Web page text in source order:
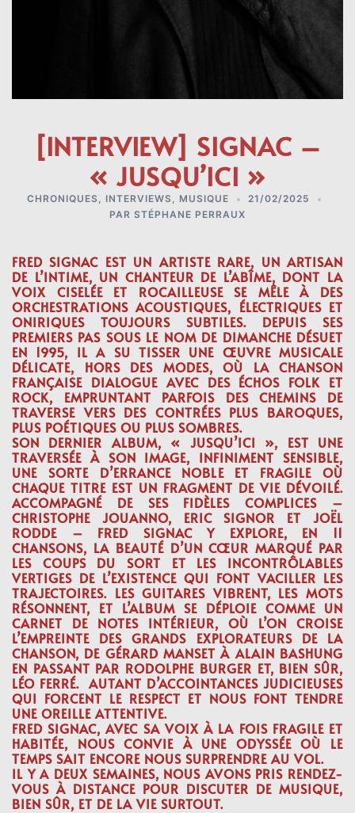
[INTERVIEW] SIGNAC –
« JUSQU’ICI »
CHRONIQUES , INTERVIEWS , MUSIQUE
21/02/2025
PAR STÉPHANE PERRAUX
FRED SIGNAC EST UN ARTISTE RARE, UN ARTISAN
DE L’INTIME, UN CHANTEUR DE L’ABÎME, DONT LA
VOIX CISELÉE ET ROCAILLEUSE SE MÊLE À DES
ORCHESTRATIONS ACOUSTIQUES, ÉLECTRIQUES ET
ONIRIQUES TOUJOURS SUBTILES. DEPUIS SES
PREMIERS PAS SOUS LE NOM DE DIMANCHE DÉSUET
EN 1995, IL A SU TISSER UNE ŒUVRE MUSICALE
DÉLICATE, HORS DES MODES, OÙ LA CHANSON
FRANÇAISE DIALOGUE AVEC DES ÉCHOS FOLK ET
ROCK, EMPRUNTANT PARFOIS DES CHEMINS DE
TRAVERSE VERS DES CONTRÉES PLUS BAROQUES,
PLUS POÉTIQUES OU PLUS SOMBRES.
SON DERNIER ALBUM, « JUSQU’ICI », EST UNE
TRAVERSÉE À SON IMAGE, INFINIMENT SENSIBLE,
UNE SORTE D’ERRANCE NOBLE ET FRAGILE OÙ
CHAQUE TITRE EST UN FRAGMENT DE VIE DÉVOILÉ.
ACCOMPAGNÉ DE SES FIDÈLES COMPLICES –
CHRISTOPHE JOUANNO, ERIC SIGNOR ET JOËL
RODDE – FRED SIGNAC Y EXPLORE, EN 11
CHANSONS, LA BEAUTÉ D’UN CŒUR MARQUÉ PAR
LES COUPS DU SORT ET LES INCONTRÔLABLES
VERTIGES DE L’EXISTENCE QUI FONT VACILLER LES
TRAJECTOIRES. LES GUITARES VIBRENT, LES MOTS
RÉSONNENT, ET L’ALBUM SE DÉPLOIE COMME UN
CARNET DE NOTES INTÉRIEUR, OÙ L’ON CROISE
L’EMPREINTE DES GRANDS EXPLORATEURS DE LA
CHANSON, DE GÉRARD MANSET À ALAIN BASHUNG
EN PASSANT PAR RODOLPHE BURGER ET, BIEN SÛR,
LÉO FERRÉ. AUTANT D’ACCOINTANCES JUDICIEUSES
QUI FORCENT LE RESPECT ET NOUS FONT TENDRE
UNE OREILLE ATTENTIVE.
FRED SIGNAC, AVEC SA VOIX À LA FOIS FRAGILE ET
HABITÉE, NOUS CONVIE À UNE ODYSSÉE OÙ LE
TEMPS SAIT ENCORE NOUS SURPRENDRE AU VOL.
IL Y A DEUX SEMAINES, NOUS AVONS PRIS RENDEZ-
VOUS À DISTANCE POUR DISCUTER DE MUSIQUE,
BIEN SÛR, ET DE LA VIE SURTOUT.